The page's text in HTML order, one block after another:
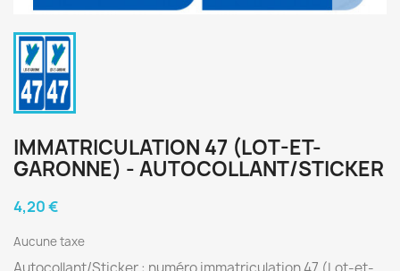
IMMATRICULATION 47 (LOT-ET-
GARONNE) - AUTOCOLLANT/STICKER
4,20 €
Aucune taxe